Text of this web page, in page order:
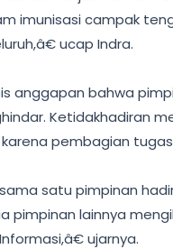
imunisasi campak
ucap Indra.
anggapan bahwa
Ketidakhadiran
pembagian
satu pimpinan
pimpinan lainnya
ujarnya.